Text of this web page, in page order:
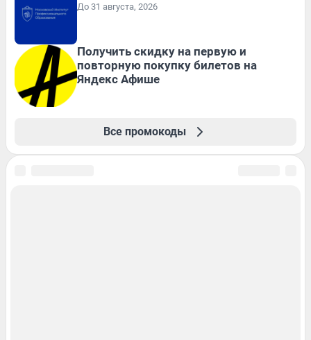
До 31 августа, 2026
Получить скидку на первую и
повторную покупку билетов на
Яндекс Афише
Все промокоды